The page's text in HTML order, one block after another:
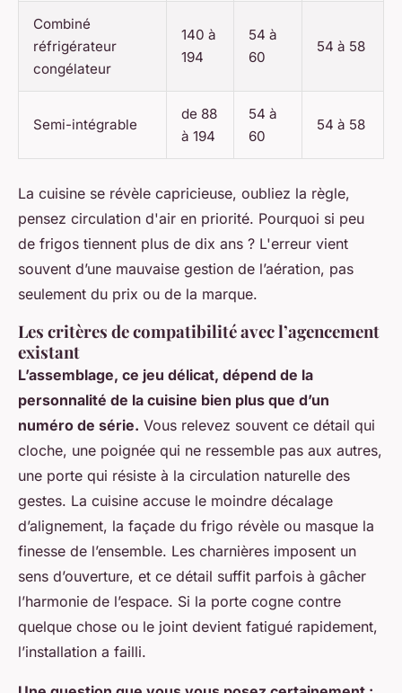
Combiné
réfrigérateur
congélateur
140 à
194
54 à
60
54 à 58
Semi-intégrable
de 88
à 194
54 à
60
54 à 58
La cuisine se révèle capricieuse, oubliez la règle,
pensez circulation d'air en priorité. Pourquoi si peu
de frigos tiennent plus de dix ans ? L'erreur vient
souvent d’une mauvaise gestion de l’aération, pas
seulement du prix ou de la marque.
Les critères de compatibilité avec l’agencement
existant
L’assemblage, ce jeu délicat, dépend de la
personnalité de la cuisine bien plus que d’un
numéro de série. Vous relevez souvent ce détail qui
cloche, une poignée qui ne ressemble pas aux autres,
une porte qui résiste à la circulation naturelle des
gestes. La cuisine accuse le moindre décalage
d’alignement, la façade du frigo révèle ou masque la
finesse de l’ensemble. Les charnières imposent un
sens d’ouverture, et ce détail suffit parfois à gâcher
l’harmonie de l’espace. Si la porte cogne contre
quelque chose ou le joint devient fatigué rapidement,
l’installation a failli.